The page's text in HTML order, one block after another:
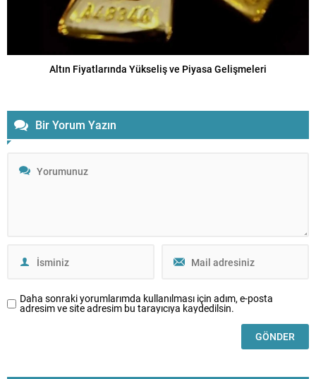
Altın Fiyatlarında Yükseliş ve Piyasa Gelişmeleri
Bir Yorum Yazın
Daha sonraki yorumlarımda kullanılması için adım, e-posta
adresim ve site adresim bu tarayıcıya kaydedilsin.